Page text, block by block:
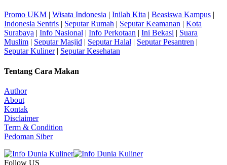
Promo UKM | Wisata Indonesia | Inilah Kita | Beasiswa Kampus |
Indonesia Sentris | Seputar Rumah | Seputar Keamanan | Kota
Surabaya | Info Nasional | Info Perkotaan | Ini Bekasi | Suara
Muslim | Seputar Masjid | Seputar Halal | Seputar Pesantren |
Seputar Kuliner| Seputar Kesehatan
Tentang Cara Makan
Author
About
Kontak
Disclaimer
Term & Condition
Pedoman Siber
Follow US